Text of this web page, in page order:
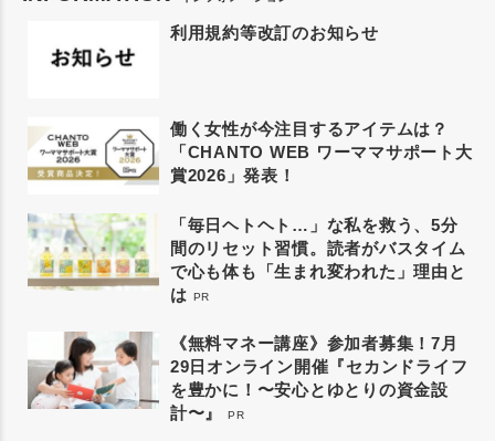
利用規約等改訂のお知らせ
働く女性が今注目するアイテムは？
「CHANTO WEB ワーママサポート大
賞2026」発表！
「毎日ヘトヘト…」な私を救う、5分
間のリセット習慣。読者がバスタイム
で心も体も「生まれ変われた」理由と
は PR
《無料マネー講座》参加者募集！7月
29日オンライン開催『セカンドライフ
を豊かに！〜安心とゆとりの資金設
計〜』
PR